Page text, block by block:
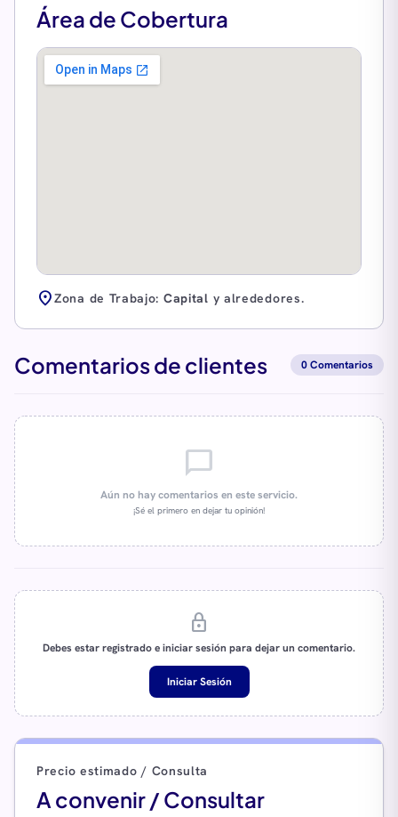
Área de Cobertura
location_onZona de Trabajo: Capital y alrededores.
Comentarios de clientes 0 Comentarios
chat_bubble_outline
Aún no hay comentarios en este servicio.
¡Sé el primero en dejar tu opinión!
lock
Debes estar registrado e iniciar sesión para dejar un comentario.
Iniciar Sesión
Precio estimado / Consulta
A convenir / Consultar